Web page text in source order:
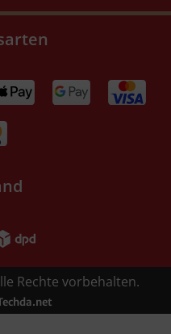
Rechte vorbehalten.